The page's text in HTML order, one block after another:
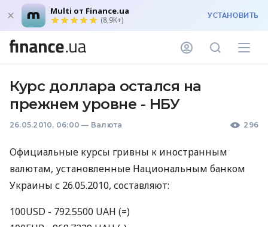
Multi от Finance.ua
(8,9K+) УСТАНОВИТЬ
Курс доллара остался на
прежнем уровне - НБУ
26.05.2010, 06:00 — Валюта 296
Официальные курсы гривны к иностранным
валютам, установленные Национальным банком
Украины с 26.05.2010, составляют:
100USD - 792.5500 UAH (=)